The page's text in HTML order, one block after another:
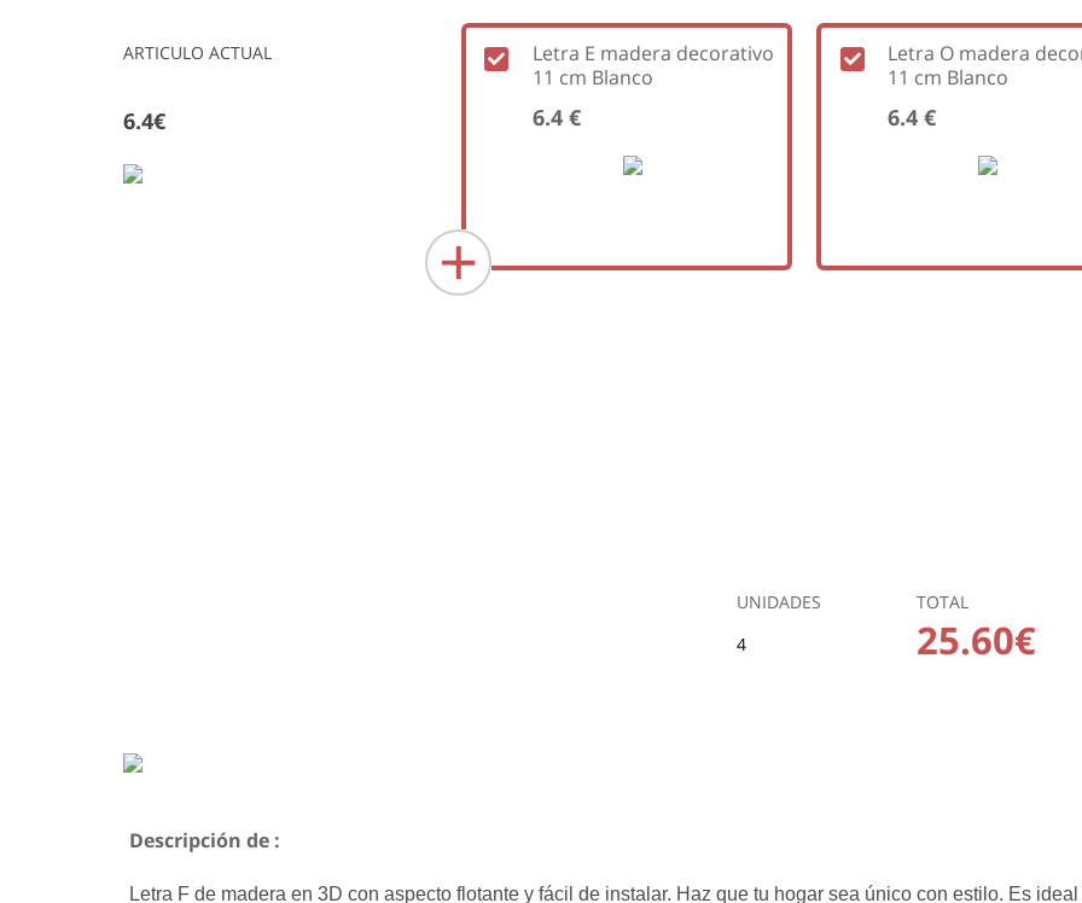
ARTICULO ACTUAL
6.4€
Letra E madera decorativo
11 cm Blanco
6.4 €
Letra O madera
11 cm Blanco
6.4 €
UNIDADES
4
TOTAL
25.60€
Descripción de :
Letra F de madera en 3D con aspecto flotante y fácil de instalar. Haz que tu hogar sea único con estilo. Es